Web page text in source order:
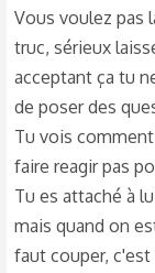
comme j'ai pas
dit redit "c'est
décidé et il a dit
bloqué sur snap
Comme d'hab il
D'un côté j'ai été
recontacte de
utilisée pour ses
à lui (le fait qu'il
Vous voulez pas
truc, sérieux
acceptant ça tu
de poser des
Tu vois
faire reagir pas
Tu es attaché à
mais quand on
faut couper, c'est